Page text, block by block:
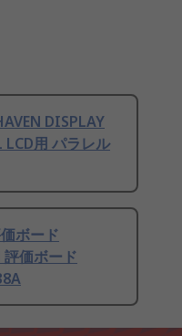
DISPLAY
用 パラレル
ボード
価ボード